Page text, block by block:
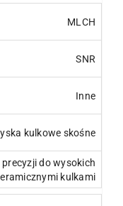
MLCH
SNR
Inne
kulkowe skośne
do wysokich
kulkami